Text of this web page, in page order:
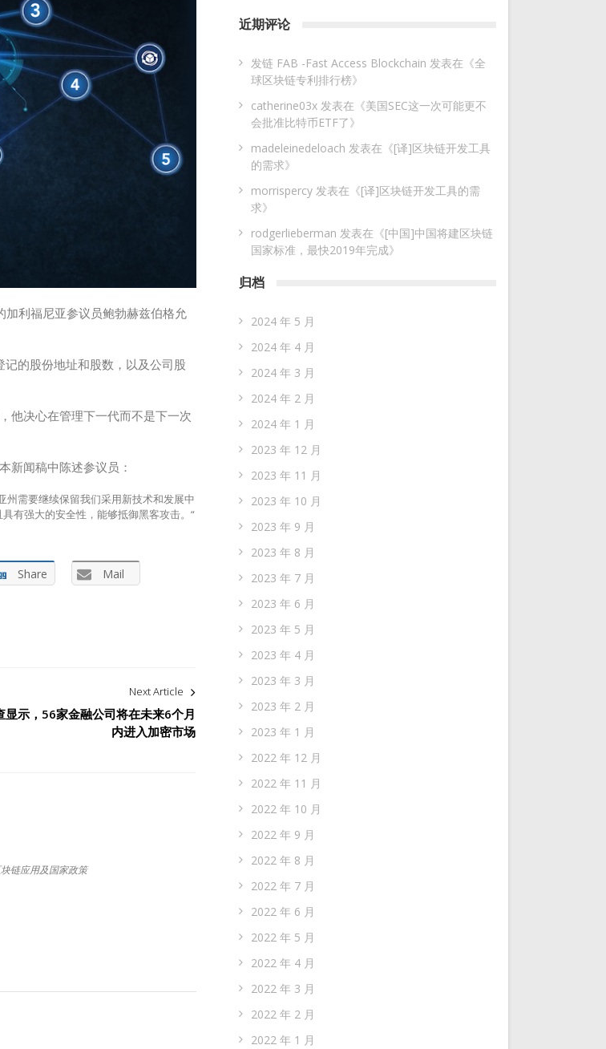
加利福尼亚参议员鲍勃赫兹伯格允
的股份地址和股数，以及公司股
他决心在管理下一代而不是下一次
新闻稿中陈述参议员：
州需要继续保留我们采用新技术和发展中
有强大的安全性，能够抵御黑客攻击。“
Share Mail
Next Article
显示，56家金融公司将在未来6个月
内进入加密市场
链应用及国家政策
近期评论
发链 FAB -Fast Access Blockchain 发表在《全
球区块链专利排行榜》
catherine03x 发表在《美国SEC这一次可能更不
会批准比特币ETF了》
madeleinedeloach 发表在《[译]区块链开发工具
的需求》
morrispercy 发表在《[译]区块链开发工具的需
求》
rodgerlieberman 发表在《[中国]中国将建区块链
国家标准，最快2019年完成》
归档
2024 年 5 月
2024 年 4 月
2024 年 3 月
2024 年 2 月
2024 年 1 月
2023 年 12 月
2023 年 11 月
2023 年 10 月
2023 年 9 月
2023 年 8 月
2023 年 7 月
2023 年 6 月
2023 年 5 月
2023 年 4 月
2023 年 3 月
2023 年 2 月
2023 年 1 月
2022 年 12 月
2022 年 11 月
2022 年 10 月
2022 年 9 月
2022 年 8 月
2022 年 7 月
2022 年 6 月
2022 年 5 月
2022 年 4 月
2022 年 3 月
2022 年 2 月
2022 年 1 月